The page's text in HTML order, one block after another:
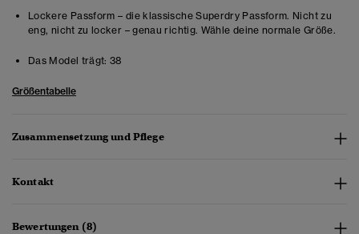
Lockere Passform – die klassische Superdry Passform. Nicht zu
eng, nicht zu locker – genau richtig. Wähle deine normale Größe.
Das Model trägt: 38
Größentabelle
Zusammensetzung und Pflege
Kontakt
Bewertungen (8)